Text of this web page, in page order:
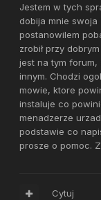
Jestem w tych
dobija mnie
postanowilem
zrobił przy
jest na tym forum,
innym. Chodzi
mowie, ktore
instaluje co
menadzerze
podstawie co
prosze o pomoc.
Cytuj